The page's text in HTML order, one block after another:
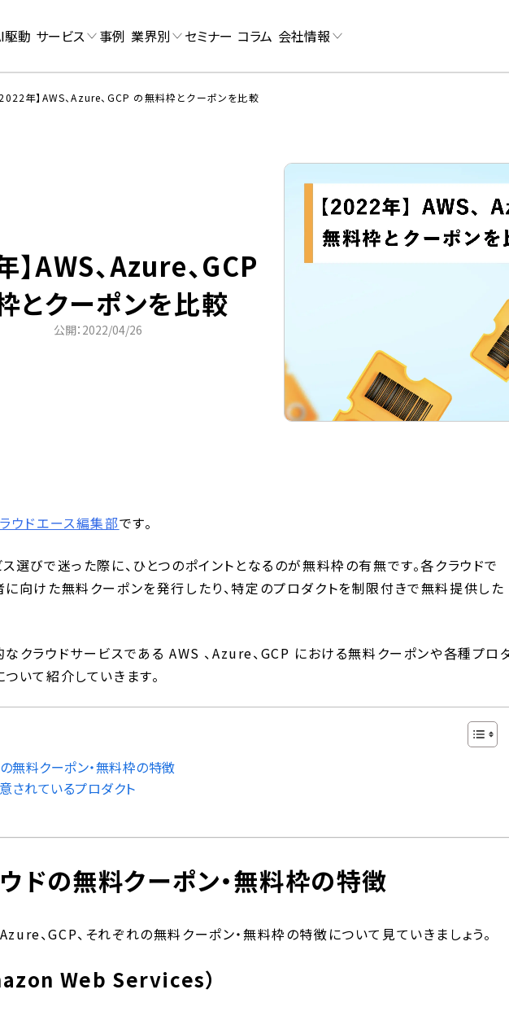
駆動 サービス 事例 業界別 セミナー コラム 会社情報
2022年】AWS、Azure、GCP の無料枠とクーポンを比較
】AWS、Azure、GCP
とクーポンを比較
公開：2022/04/26
ウドエース編集部です。
選びで迷った際に、ひとつのポイントとなるのが無料枠の有無です。各クラウドで
に向けた無料クーポンを発行したり、特定のプロダクトを制限付きで無料提供した
なクラウドサービスである AWS 、Azure、GCP における無料クーポンや各種プロ
いて紹介していきます。
無料クーポン・無料枠の特徴
されているプロダクト
ドの無料クーポン・無料枠の特徴
Azure、GCP、それぞれの無料クーポン・無料枠の特徴について見ていきましょう。
Web Services）